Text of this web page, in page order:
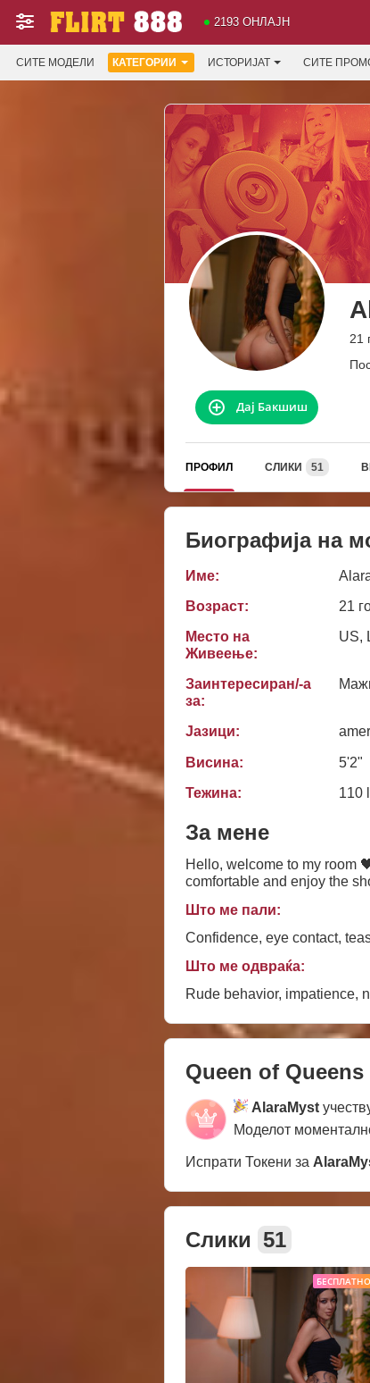
2193 ОНЛАЈН
СИТЕ МОДЕЛИ КАТЕГОРИИ ИСТОРИЈАТ СИТЕ
21
Дај Бакшиш
ПРОФИЛ СЛИКИ 51
Биографија на
Име:
Возраст:
21
Место на
Живеење:
US,
Заинтересиран/-а
за:
Јазици:
Висина:
5'2"
Тежина:
110
За мене
Hello, welcome to my room
comfortable and enjoy the
Што ме пали:
Confidence, eye contact,
Што ме одвраќа:
Rude behavior, impatience,
Queen of Queens
AlaraMyst
Моделот
Испрати Токени за
Слики 51
БЕСПЛАТНО